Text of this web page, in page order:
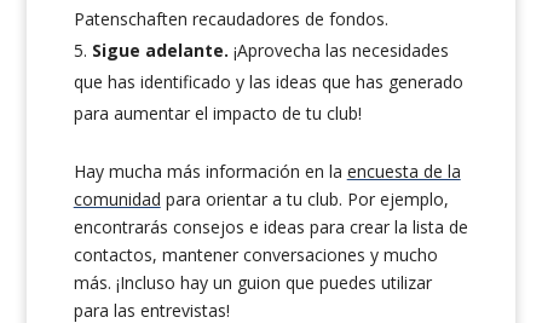
Patenschaften recaudadores de fondos.
Sigue adelante. ¡Aprovecha las necesidades
que has identificado y las ideas que has generado
para aumentar el impacto de tu club!
Hay mucha más información en la encuesta de la
comunidad para orientar a tu club. Por ejemplo,
encontrarás consejos e ideas para crear la lista de
contactos, mantener conversaciones y mucho
más. ¡Incluso hay un guion que puedes utilizar
para las entrevistas!